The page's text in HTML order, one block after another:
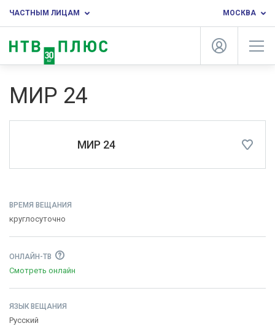
ЧАСТНЫМ ЛИЦАМ МОСКВА
МИР 24
МИР 24
ВРЕМЯ ВЕЩАНИЯ
круглосуточно
ОНЛАЙН-ТВ
Смотреть онлайн
ЯЗЫК ВЕЩАНИЯ
Русский